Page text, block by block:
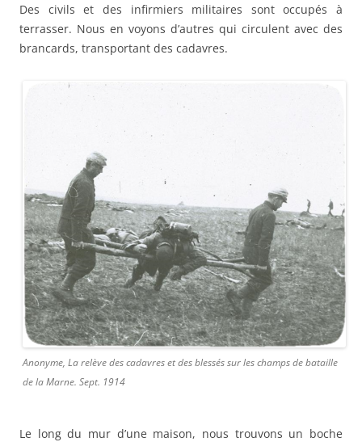
Des civils et des infirmiers militaires sont occupés à
terrasser. Nous en voyons d’autres qui circulent avec des
brancards, transportant des cadavres.
Anonyme, La relève des cadavres et des blessés sur les champs de bataille
de la Marne. Sept. 1914
Le long du mur d’une maison, nous trouvons un boche